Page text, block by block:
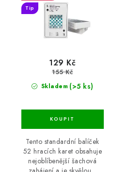
Tip
Skladem (>5 ks)
129 Kč
155 Kč
Tento standardní balíček
52 hracích karet obsahuje
nejoblíbenější šachová